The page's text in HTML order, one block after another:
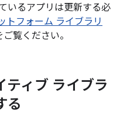
いるアプリは更新する必
トフォーム ライブラリ
ご覧ください。
ティブ ライブラ
る